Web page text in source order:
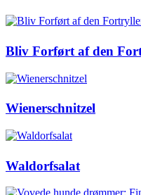
Bliv Forført af den
Wienerschnitzel
Waldorfsalat